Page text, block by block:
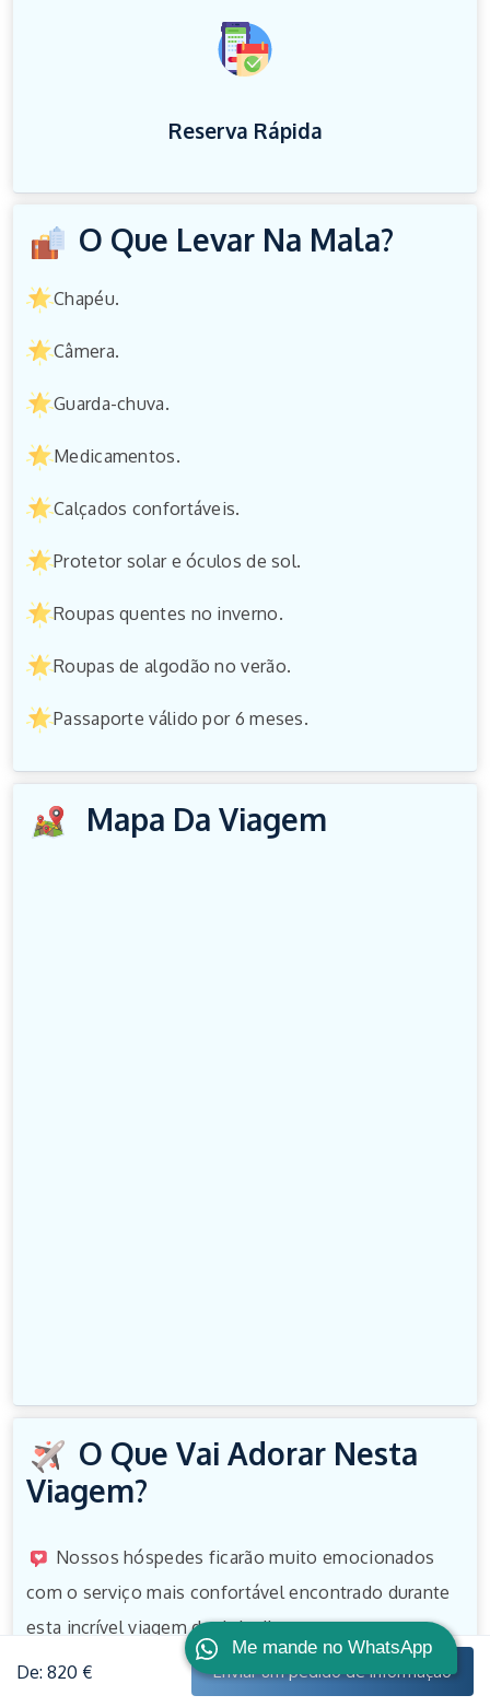
Me mande no WhatsApp
Reserva Rápida
O Que Levar Na Mala?
Chapéu.
Câmera.
Guarda-chuva.
Medicamentos.
Calçados confortáveis.
Protetor solar e óculos de sol.
Roupas quentes no inverno.
Roupas de algodão no verão.
Passaporte válido por 6 meses.
Mapa Da Viagem
O Que Vai Adorar Nesta
Viagem?
Nossos hóspedes ficarão muito emocionados
com o serviço mais confortável encontrado durante
esta incrível viagem de dois dias.
Todos os nossos clientes terão um vislumbre
De: 820 € Enviar um pedido de informação